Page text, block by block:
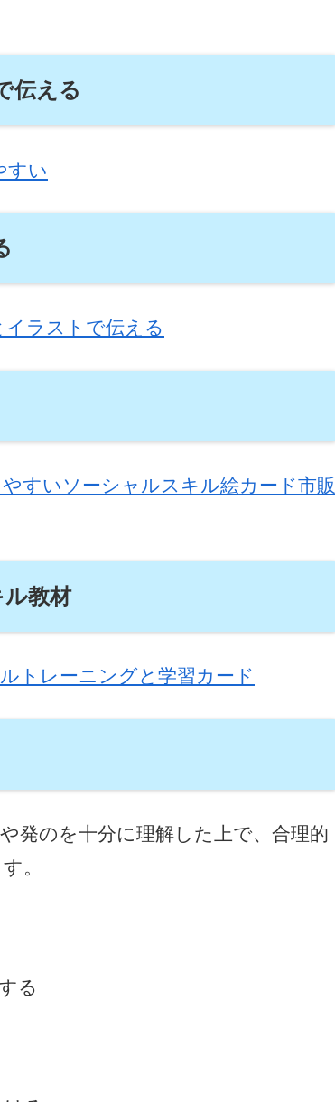
伝える
すい
ラストで伝える
すいソーシャルスキル絵カード市販
ル教材
トレーニングと学習カード
発のを十分に理解した上で、合理的
。
る